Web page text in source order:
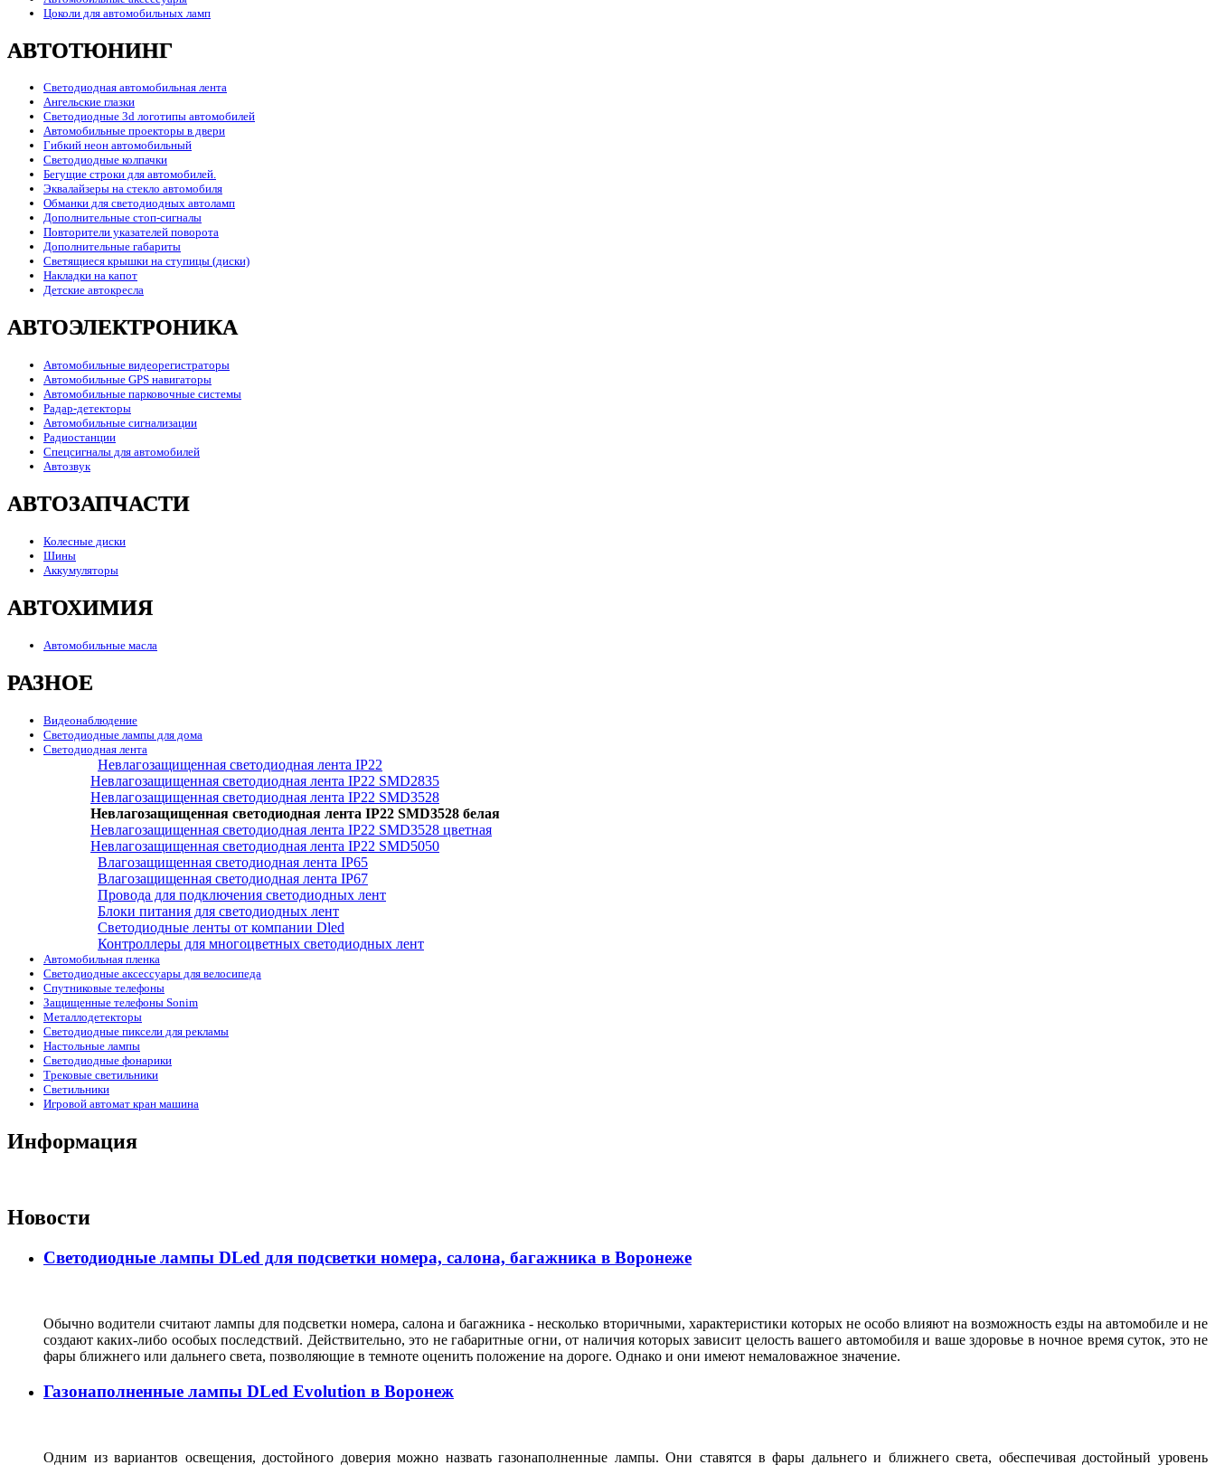
Цоколи для автомобильных ламп
АВТОТЮНИНГ
Светодиодная автомобильная лента
Ангельские глазки
Светодиодные 3d логотипы автомобилей
Автомобильные проекторы в двери
Гибкий неон автомобильный
Светодиодные колпачки
Бегущие строки для автомобилей.
Эквалайзеры на стекло автомобиля
Обманки для светодиодных автоламп
Дополнительные стоп-сигналы
Повторители указателей поворота
Дополнительные габариты
Светящиеся крышки на ступицы (диски)
Накладки на капот
Детские автокресла
АВТОЭЛЕКТРОНИКА
Автомобильные видеорегистраторы
Автомобильные GPS навигаторы
Автомобильные парковочные системы
Радар-детекторы
Автомобильные сигнализации
Радиостанции
Спецсигналы для автомобилей
Автозвук
АВТОЗАПЧАСТИ
Колесные диски
Шины
Аккумуляторы
АВТОХИМИЯ
Автомобильные масла
РАЗНОЕ
Видеонаблюдение
Светодиодные лампы для дома
Светодиодная лента
Невлагозащищенная светодиодная лента IP22
Невлагозащищенная светодиодная лента IP22 SMD2835
Невлагозащищенная светодиодная лента IP22 SMD3528
Невлагозащищенная светодиодная лента IP22 SMD3528 белая
Невлагозащищенная светодиодная лента IP22 SMD3528 цветная
Невлагозащищенная светодиодная лента IP22 SMD5050
Влагозащищенная светодиодная лента IP65
Влагозащищенная светодиодная лента IP67
Провода для подключения светодиодных лент
Блоки питания для светодиодных лент
Светодиодные ленты от компании Dled
Контроллеры для многоцветных светодиодных лент
Автомобильная пленка
Светодиодные аксессуары для велосипеда
Спутниковые телефоны
Защищенные телефоны Sonim
Металлодетекторы
Светодиодные пиксели для рекламы
Настольные лампы
Светодиодные фонарики
Трековые светильники
Светильники
Игровой автомат кран машина
Информация
Новости
Светодиодные лампы DLed для подсветки номера, салона, багажника в Воронеже
Обычно водители считают лампы для подсветки номера, салона и багажника - несколько вторичными, характеристики которых не особо влияют на возможность езды на автомобиле и не
создают каких-либо особых последствий. Действительно, это не габаритные огни, от наличия которых зависит целость вашего автомобиля и ваше здоровье в ночное время суток, это не
фары ближнего или дальнего света, позволяющие в темноте оценить положение на дороге. Однако и они имеют немаловажное значение.
Газонаполненные лампы DLed Evolution в Воронеж
Одним из вариантов освещения, достойного доверия можно назвать газонаполненные лампы. Они ставятся в фары дальнего и ближнего света, обеспечивая достойный уровень